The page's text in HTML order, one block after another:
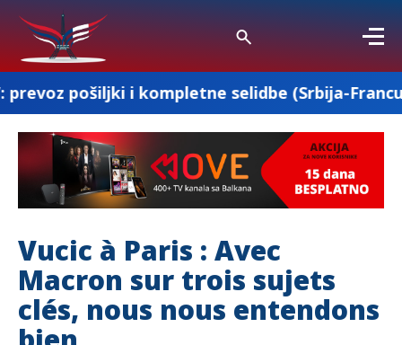
i kompletne selidbe (Srbija-Francuska-Srbija)
Vucic à Paris : Avec
Macron sur trois sujets
clés, nous nous entendons